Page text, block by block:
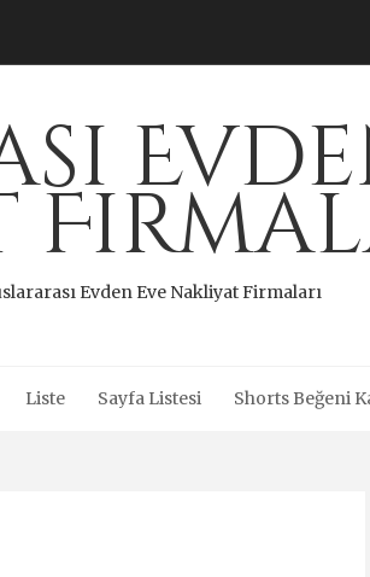
Evden Eve Nakliyat Firmaları
Liste Sayfa Listesi Shorts Beğeni